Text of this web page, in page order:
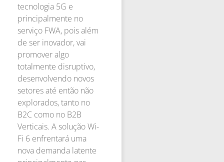
tecnologia 5G e
principalmente no
serviço FWA, pois além
de ser inovador, vai
promover algo
totalmente disruptivo,
desenvolvendo novos
setores até então não
explorados, tanto no
B2C como no B2B
Verticais. A solução Wi-
Fi 6 enfrentará uma
nova demanda latente